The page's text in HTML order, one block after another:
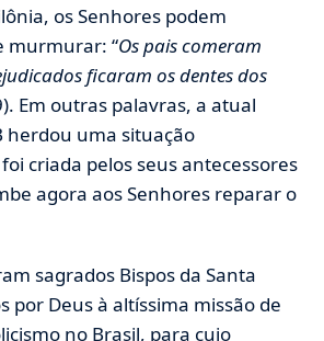
os Senhores podem
murmurar: “Os pais comeram
ficaram os dentes dos
Em outras palavras, a atual
herdou uma situação
criada pelos seus antecessores
agora aos Senhores reparar o
sagrados Bispos da Santa
por Deus à altíssima missão de
no Brasil, para cujo